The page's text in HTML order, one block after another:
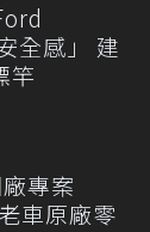
全感」 建
竿
廠專案
車原廠零